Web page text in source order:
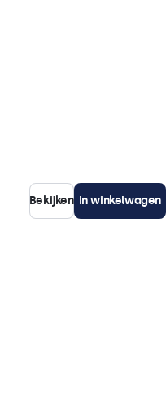
Bekijken In winkelwagen